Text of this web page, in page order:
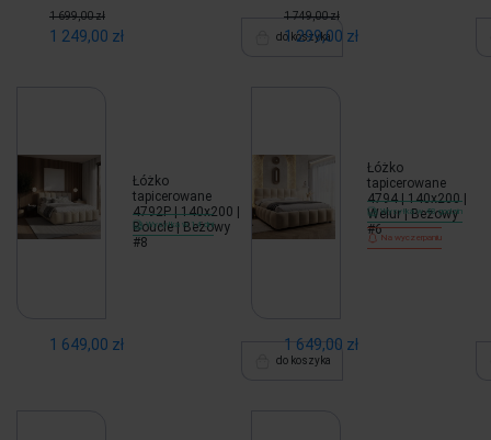
1 249,00 zł
1 699,00 zł
do koszyka
1 299,00 zł
1 749,00 zł
Łóżko
tapicerowane
4792P | 140x200 |
Boucle | Beżowy
#8
Wysyłka w 14 dni
1 649,00 zł
do koszyka
Łóżko
tapicerowane
4794 | 140x200 |
Welur | Beżowy
#6
Wysyłka w 48 godzin
Na wyczerpaniu
1 649,00 zł